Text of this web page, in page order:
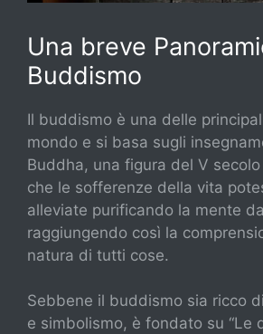
Una breve
Buddismo
Il buddismo è una delle
mondo e si basa sugli
Buddha, una figura del V
che le sofferenze della vita
alleviate purificando la mente
raggiungendo così la
natura di tutti cose.
Sebbene il buddismo sia ricco
e simbolismo, è fondato su “Le